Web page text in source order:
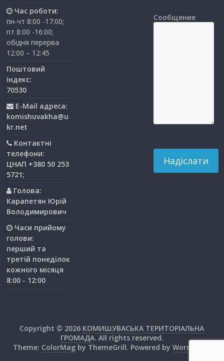
Час роботи:
пн-чт 8:00 -17:00;
пт 8:00 -16:00;
обідня перерва
12:00 – 12:45
Поштовий
індекс:
70530
E-Mail адреса:
komishuvakha@u
kr.net
Контактні
телефони:
ЦНАП +380 50 253
5721;
Голова:
Карапетян Юрій
Володимирович
Часи прийому
голови:
перший та
третiй понедiлок
кожного мiсяця
8:00 - 12:00
Сообщение
Copyright © 2026 КОМИШУВАСЬКА ТЕРИТОРІАЛЬНА
ГРОМАДА. All rights reserved.
Theme: ColorMagby ThemeGrill. Powered by WordPress